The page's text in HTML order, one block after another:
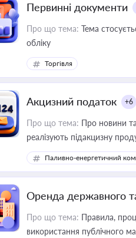
Первинні документи
Про що тема: Тема
обліку
Торгівля
Акцизний податок +6
Про що тема: Про новини
реалізують підакцизну
Паливно-енергетичний
Оренда державного
Про що тема: Правила,
використання публічного